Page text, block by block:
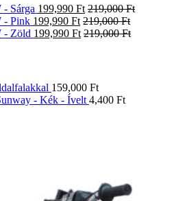
Sárga 199,990 Ft 219,000Ft
- Pink 199,990 Ft 219,000Ft
- Zöld 199,990 Ft 219,000Ft
159,000 Ft
- Kék - Ívelt 4,400 Ft